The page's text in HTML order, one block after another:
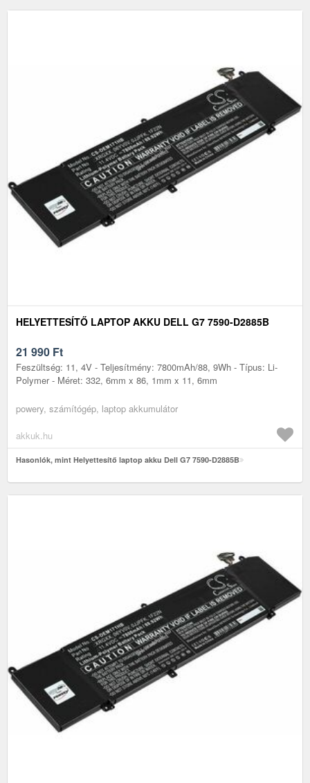
HELYETTESÍTŐ LAPTOP AKKU DELL G7 7590-D2885B
21 990 Ft
Feszültség: 11, 4V - Teljesítmény: 7800mAh/88, 9Wh - Típus: Li-
Polymer - Méret: 332, 6mm x 86, 1mm x 11, 6mm
powery, számítógép, laptop akkumulátor
akkuk.hu
Hasonlók, mint Helyettesítő laptop akku Dell G7 7590-D2885B